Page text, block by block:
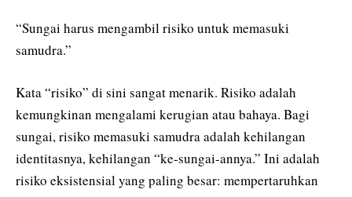
“Sungai harus mengambil risiko untuk memasuki
samudra.”
Kata “risiko” di sini sangat menarik. Risiko adalah
kemungkinan mengalami kerugian atau bahaya. Bagi
sungai, risiko memasuki samudra adalah kehilangan
identitasnya, kehilangan “ke-sungai-annya.” Ini adalah
risiko eksistensial yang paling besar: mempertaruhkan